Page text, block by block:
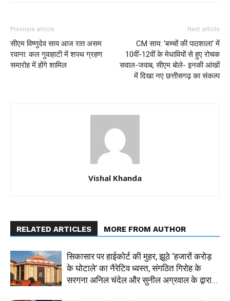
Previous article
सीएम विष्णुदेव साय आज रात असम
रवाना: कल गुवाहाटी में शपथ ग्रहण
समारोह में होंगे शामिल
Next article
CM साय: ‘बच्चों की पाठशाला’ में
10वीं-12वीं के मेधावियों से हुए रोचक
सवाल-जवाब, सीएम बोले- इनकी आंखों
में दिखा नए छत्तीसगढ़ का संकल्प
Vishal Khanda
RELATED ARTICLES MORE FROM AUTHOR
सिकासार पर हाईकोर्ट की मुहर, झूठे ‘हजारों करोड़
के घोटाले’ का नैरेटिव ध्वस्त, संगठित गिरोह के
सरगना अनिल चंदेल और सुनील अग्रवाल के द्वारा...